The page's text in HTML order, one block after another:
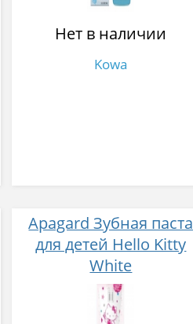
Нет в наличии
Kowa
Apagard Зубная паста
для детей Hello Kitty
White